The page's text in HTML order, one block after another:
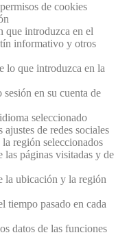
de cookies
que introduzca en el
informativo y otros
lo que introduzca en la
en su cuenta de
seleccionado
de redes sociales
región seleccionados
páginas visitadas y de
la ubicación y la región
tiempo pasado en cada
datos de las funciones